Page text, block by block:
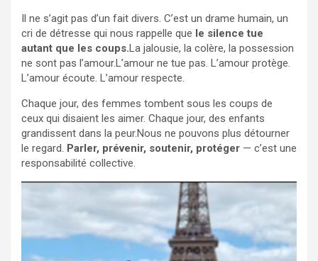
Il ne s’agit pas d’un fait divers. C’est un drame humain, un
cri de détresse qui nous rappelle que le silence tue
autant que les coups.La jalousie, la colère, la possession
ne sont pas l’amour.L’amour ne tue pas. L’amour protège.
L’amour écoute. L’amour respecte.
Chaque jour, des femmes tombent sous les coups de
ceux qui disaient les aimer. Chaque jour, des enfants
grandissent dans la peur.Nous ne pouvons plus détourner
le regard. Parler, prévenir, soutenir, protéger — c’est une
responsabilité collective.